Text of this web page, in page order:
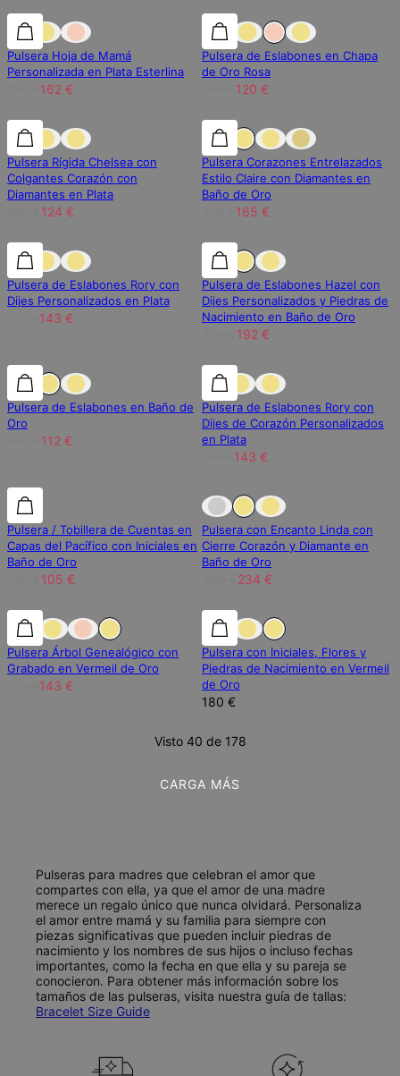
25% de descuento 25% de descuento
Pulsera Hoja de Mamá
Personalizada en Plata Esterlina
162 €
25% de descuento
Pulsera de Eslabones en Chapa
de Oro Rosa
120 €
25% de descuento 25% de descuento
Pulsera Rígida Chelsea con
Colgantes Corazón con
Diamantes en Plata
124 €
25% de descuento
Pulsera Corazones Entrelazados
Estilo Claire con Diamantes en
Baño de Oro
165 €
25% de descuento 25% de descuento
Pulsera de Eslabones Rory con
Dijes Personalizados en Plata
143 €
25% de descuento
Pulsera de Eslabones Hazel con
Dijes Personalizados y Piedras de
Nacimiento en Baño de Oro
192 €
30% de descuento 30% de descuento
Pulsera de Eslabones en Baño de
Oro
112 €
25% de descuento
Pulsera de Eslabones Rory con
Dijes de Corazón Personalizados
en Plata
143 €
25% de descuento 25% de descuento
Pulsera / Tobillera de Cuentas en
Capas del Pacífico con Iniciales en
Baño de Oro
105 €
Fuera de stock
Pulsera con Encanto Linda con
Cierre Corazón y Diamante en
Baño de Oro
234 €
25% de descuento 25% de descuento
Pulsera Árbol Genealógico con
Grabado en Vermeil de Oro
143 €
Pulsera con Iniciales, Flores y
Piedras de Nacimiento en Vermeil
de Oro
180 €
Visto 40 de 178
CARGA MÁS
Pulseras para madres que celebran el amor que
compartes con ella, ya que el amor de una madre
merece un regalo único que nunca olvidará. Personaliza
el amor entre mamá y su familia para siempre con
piezas significativas que pueden incluir piedras de
nacimiento y los nombres de sus hijos o incluso fechas
importantes, como la fecha en que ella y su pareja se
conocieron. Para obtener más información sobre los
tamaños de las pulseras, visita nuestra guía de tallas:
Bracelet Size Guide